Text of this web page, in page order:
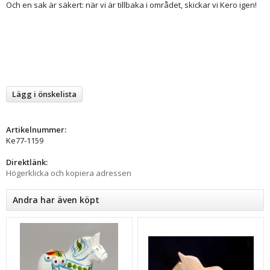
Och en sak är säkert: när vi är tillbaka i området, skickar vi Kero igen!
Lägg i önskelista
Artikelnummer:
Ke77-1159
Direktlänk:
Högerklicka och kopiera adressen
Andra har även köpt